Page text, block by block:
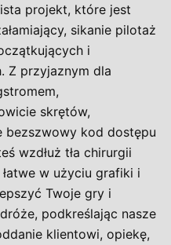
projekt, które jest
sikanie pilotaż
i
Z przyjaznym dla
skrętów,
bezszwowy kod dostępu
wzdłuż tła chirurgii
w użyciu grafiki i
Twoje gry i
podkreślając nasze
klientowi, opiekę,